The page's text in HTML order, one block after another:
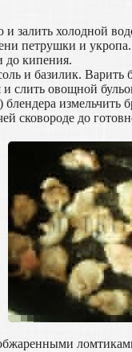
залить холодной
петрушки и укропа.
до кипения.
и базилик. Варить
слить овощной
измельчить
сковороде до